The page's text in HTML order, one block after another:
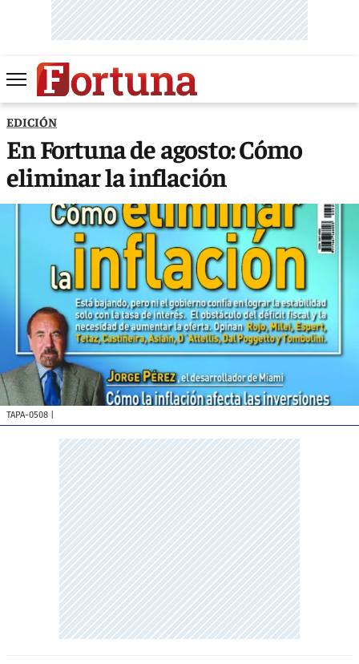
EDICIÓN
En Fortuna de agosto: Cómo
eliminar la inflación
TAPA-0508